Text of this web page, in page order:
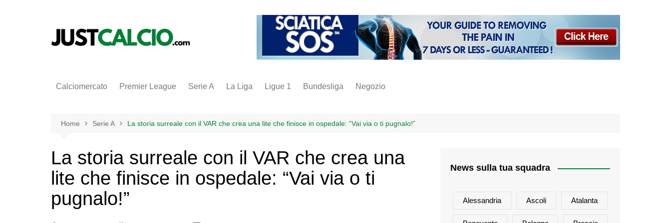
Calciomercato Premier League Serie A La Liga Ligue 1 Bundesliga Negozio
inter
napoli
vintage
Home Serie A La storia surreale con il VAR che crea una lite che finisce in ospedale: “Vai via o ti pugnalo!”
La storia surreale con il VAR che crea una
lite che finisce in ospedale: “Vai via o ti
pugnalo!”
News sulla tua squadra
Alessandria Ascoli Atalanta